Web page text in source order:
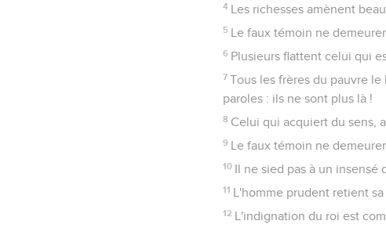
4 Les richesses amènent
5 Le faux témoin ne
6 Plusieurs flattent celui qui
7 Tous les frères du pauvre
paroles : ils ne sont plus là !
8 Celui qui acquiert du sens,
9 Le faux témoin ne
10 Il ne sied pas à un insensé
11 L'homme prudent retient
12 L'indignation du roi est